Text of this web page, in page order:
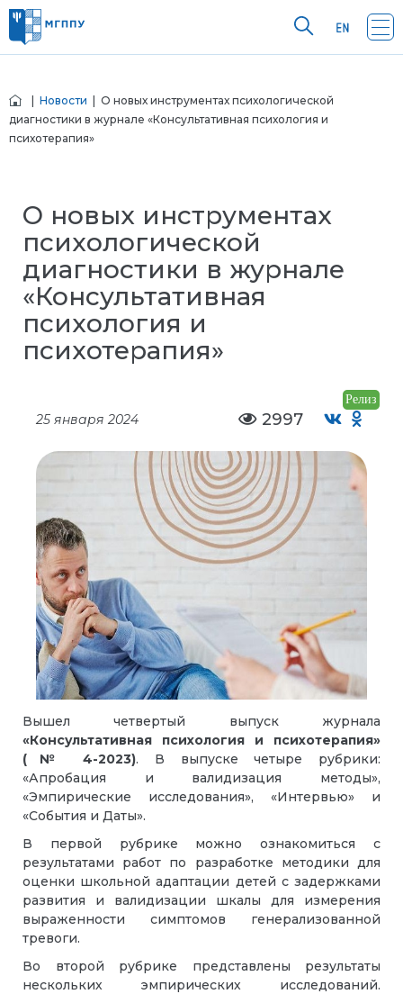
Новости | О новых инструментах психологической
диагностики в журнале «Консультативная психология и
психотерапия»
О новых инструментах
психологической
диагностики в журнале
«Консультативная
психология и
психотерапия»
Релиз
25 января 2024 2997
Вышел четвертый выпуск журнала
«Консультативная психология и психотерапия»
(№ 4-2023). В выпуске четыре рубрики:
«Апробация и валидизация методы»,
«Эмпирические исследования», «Интервью» и
«События и Даты».
В первой рубрике можно ознакомиться с
результатами работ по разработке методики для
оценки школьной адаптации детей с задержками
развития и валидизации шкалы для измерения
выраженности симптомов генерализованной
тревоги.
Во второй рубрике представлены результаты
нескольких эмпирических исследований.